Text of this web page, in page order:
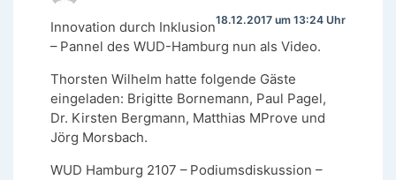
18.12.2017 um 13:24 Uhr
Innovation durch Inklusion
– Pannel des WUD-Hamburg nun als Video.
Thorsten Wilhelm hatte folgende Gäste
eingeladen: Brigitte Bornemann, Paul Pagel,
Dr. Kirsten Bergmann, Matthias MProve und
Jörg Morsbach.
WUD Hamburg 2107 – Podiumsdiskussion –